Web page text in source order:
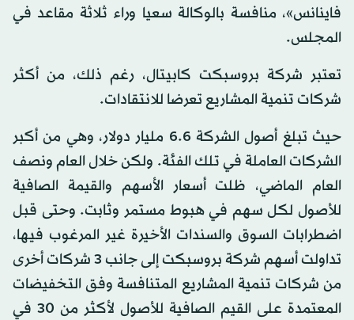
فاينانس»، منافسة بالوكالة سعيا وراء ثلاثة مقاعد في
المجلس.
تعتبر شركة بروسبكت كابيتال، رغم ذلك، من أكثر
شركات تنمية المشاريع تعرضا للانتقادات.
حيث تبلغ أصول الشركة 6.6 مليار دولار، وهي من أكبر
الشركات العاملة في تلك الفئة. ولكن خلال العام ونصف
العام الماضي، ظلت أسعار الأسهم والقيمة الصافية
للأصول لكل سهم في هبوط مستمر وثابت. وحتى قبل
اضطرابات السوق والسندات الأخيرة غير المرغوب فيها،
تداولت أسهم شركة بروسبكت إلى جانب 3 شركات أخرى
من شركات تنمية المشاريع المتنافسة وفق التخفيضات
المعتمدة على القيم الصافية للأصول لأكثر من 30 في